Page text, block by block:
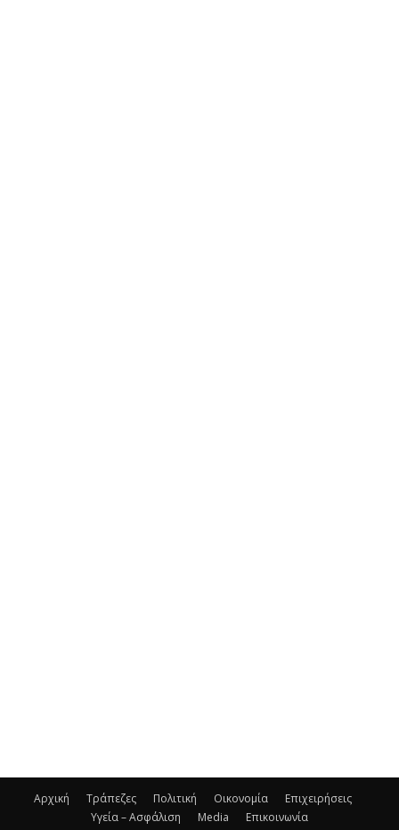
Αρχική Τράπεζες Πολιτική Οικονομία
Επιχειρήσεις
Υγεία – Ασφάλιση
Media Επικοινωνία